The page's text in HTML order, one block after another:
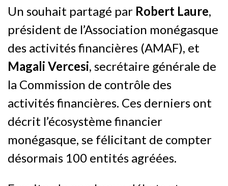
Un souhait partagé par Robert Laure,
président de l’Association monégasque
des activités financières (AMAF), et
Magali Vercesi, secrétaire générale de
la Commission de contrôle des
activités financières. Ces derniers ont
décrit l’écosystème financier
monégasque, se félicitant de compter
désormais 100 entités agréées.